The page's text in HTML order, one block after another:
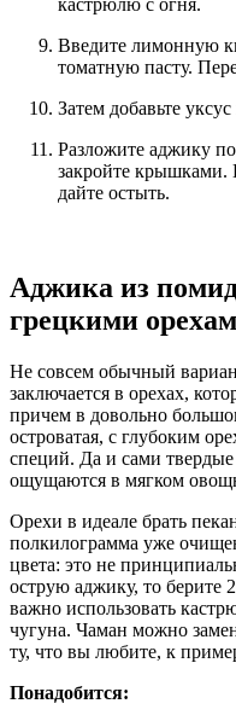
кастрюлю с огня.
Введите лимонную
томатную пасту.
Затем добавьте
Разложите аджику
закройте крышками.
дайте остыть.
Аджика из
грецкими
Не совсем обычный
заключается в орехах,
причем в довольно
островатая, с глубоким
специй. Да и сами
ощущаются в мягком
Орехи в идеале брать
полкилограмма уже
цвета: это не
острую аджику, то берите
важно использовать
чугуна. Чаман можно
ту, что вы любите, к
Понадобится: